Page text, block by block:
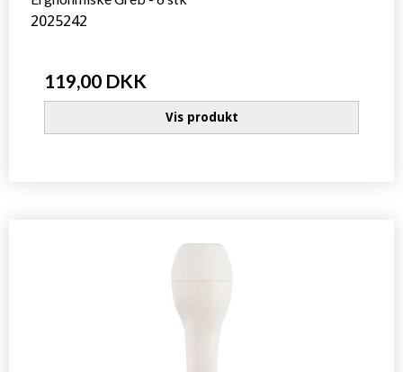
2025242
119,00 DKK
Vis produkt